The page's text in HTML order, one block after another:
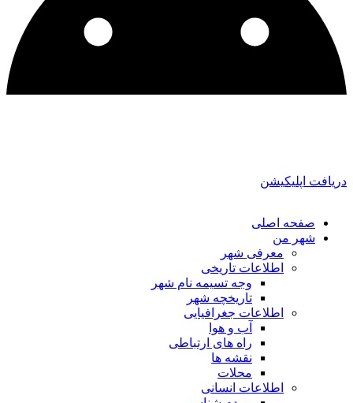
دریافت اپلیکیشن
صفحه اصلی
شهر من
معرفی شهر
اطلاعات تاریخی
وجه تسیمه نام شهر
تاریخچه شهر
اطلاعات جغرافیایی
آب و هوا
راه های ارتباطی
نقشه ها
محلات
اطلاعات انسانی